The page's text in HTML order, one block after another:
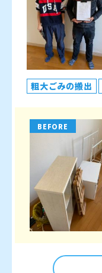
粗大ごみの搬出
BEFORE